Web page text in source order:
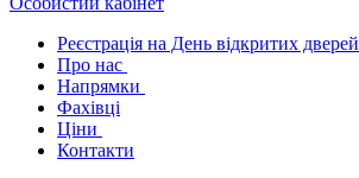
Реєстрація на День відкритих дверей
Про нас
Напрямки
Фахівці
Ціни
Контакти